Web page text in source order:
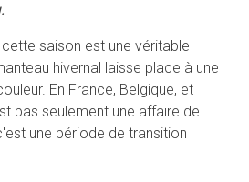
saison est une véritable
hivernal laisse place à une
En France, Belgique, et
pas seulement une affaire de
une période de transition